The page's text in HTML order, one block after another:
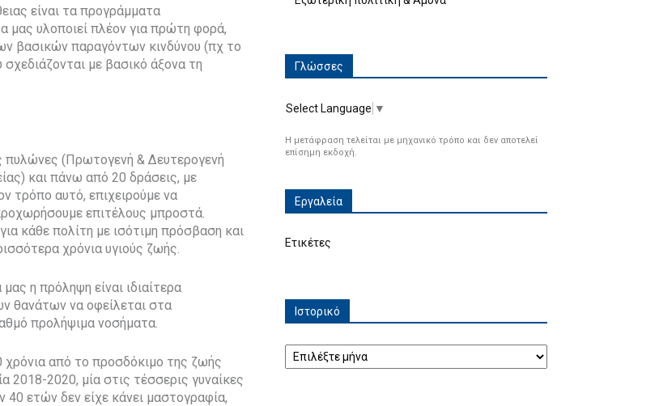
είναι τα προγράμματα
υλοποιεί πλέον για πρώτη φορά,
βασικών παραγόντων κινδύνου (πχ το
με βασικό άξονα τη
πυλώνες (Πρωτογενή & Δευτερογενή
και πάνω από 20 δράσεις, με
τρόπο αυτό, επιχειρούμε να
επιτέλους μπροστά.
κάθε πολίτη με ισότιμη πρόσβαση και
χρόνια υγιούς ζωής.
η πρόληψη είναι ιδιαίτερα
θανάτων να οφείλεται στα
προλήψιμα νοσήματα.
χρόνια από το προσδόκιμο της ζωής
2018-2020, μία στις τέσσερις γυναίκες
40 ετών δεν είχε κάνει μαστογραφία,
Γλώσσες
Select Language ▼
Η μετάφραση τελείται με μηχανικό τρόπο και δεν αποτελεί
επίσημη εκδοχή.
Εργαλεία
Ετικέτες
Ιστορικό